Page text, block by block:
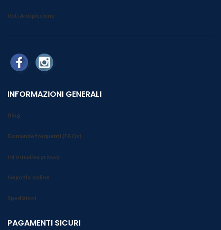
Reti Antipiccione
INFORMAZIONI GENERALI
Blog
Domande frequenti (FAQs)
Informativa privacy
Negozio online
Spedizioni
PAGAMENTI SICURI